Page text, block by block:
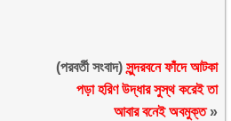
(পরবর্তী সংবাদ) সুন্দরবনে ফাঁদে আটকা
পড়া হরিণ উদ্ধার সুস্থ করেই তা
আবার বনেই অবমুক্ত»